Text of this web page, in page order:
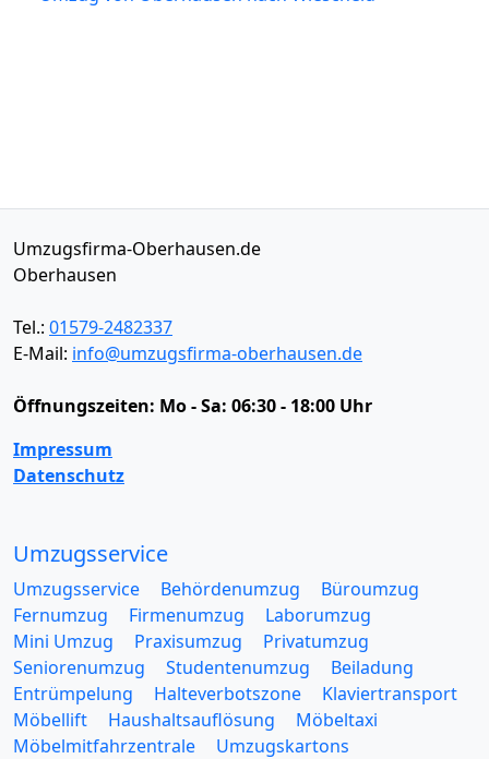
Umzugsfirma-Oberhausen.de
Oberhausen
Tel.: 01579-2482337
E-Mail: info@umzugsfirma-oberhausen.de
Öffnungszeiten: Mo - Sa: 06:30 - 18:00 Uhr
Impressum
Datenschutz
Umzugsservice
Umzugsservice Behördenumzug
Büroumzug
Fernumzug
Firmenumzug
Laborumzug
Mini Umzug
Praxisumzug
Privatumzug
Seniorenumzug
Studentenumzug
Beiladung
Entrümpelung
Halteverbotszone
Klaviertransport
Möbellift
Haushaltsauflösung
Möbeltaxi
Möbelmitfahrzentrale
Umzugskartons